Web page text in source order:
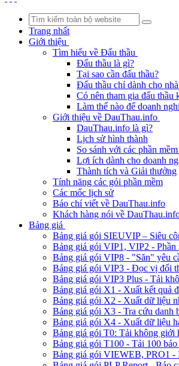
Trang nhất
Giới thiệu
Tìm hiểu về Đấu thầu
Đấu thầu là gì?
Tại sao cần đấu thầu?
Đấu thầu chỉ dành cho
Có nên tham gia đấu thầu
Làm thế nào để doanh
Giới thiệu về DauThau.info
DauThau.info là gì?
Lịch sử hình thành
So sánh với các phần
Lợi ích dành cho doanh
Thành tích và Giải thưởng
Tính năng các gói phần mềm
Các mốc lịch sử
Báo chí viết về DauThau.info
Khách hàng nói về
Bảng giá
Bảng giá gói SIEUVIP – Siêu
Bảng giá gói VIP1, VIP2 - Phần
Bảng giá gói VIP8 - "Săn" yêu
Bảng giá gói VIP3 - Đọc vị đối
Bảng giá gói VIP3 Plus - Tải
Bảng giá gói X1 - Xuất kết quả
Bảng giá gói X2 - Xuất dữ liệu
Bảng giá gói X3 - Tra cứu danh
Bảng giá gói X4 - Xuất dữ liệu
Bảng giá gói T0: Tải không giới
Bảng giá gói T100 - Tải 100
Bảng giá gói VIEWEB, PRO1 -